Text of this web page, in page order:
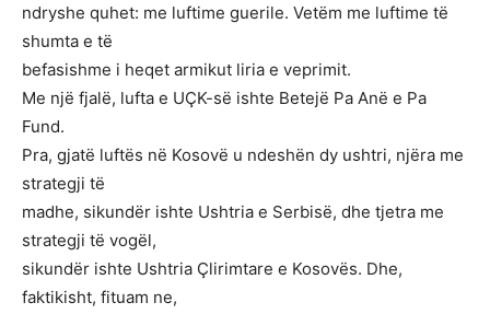
ndryshe quhet: me luftime guerile. Vetëm me luftime të
shumta e të
befasishme i heqet armikut liria e veprimit.
Me një fjalë, lufta e UÇK-së ishte Betejë Pa Anë e Pa
Fund.
Pra, gjatë luftës në Kosovë u ndeshën dy ushtri, njëra me
strategji të
madhe, sikundër ishte Ushtria e Serbisë, dhe tjetra me
strategji të vogël,
sikundër ishte Ushtria Çlirimtare e Kosovës. Dhe,
faktikisht, fituam ne,